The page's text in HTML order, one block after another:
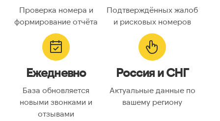
Проверка номера и
формирование отчёта
Подтверждённых жалоб
и рисковых номеров
Ежедневно
База обновляется
новыми звонками и
отзывами
Россия и СНГ
Актуальные данные по
вашему региону